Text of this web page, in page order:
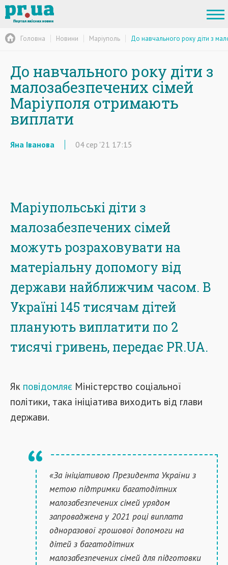
Головна Новини Маріуполь До навчального року діти з
До навчального року діти з
малозабезпечених сімей
Маріуполя отримають
виплати
Яна Іванова 04 сер '21 17:15
Маріупольські діти з
малозабезпечених сімей
можуть розраховувати на
матеріальну допомогу від
держави найближчим часом. В
Україні 145 тисячам дітей
планують виплатити по 2
тисячі гривень, передає PR.UA.
Як повідомляє Міністерство соціальної
політики, така ініціатива виходить від глави
держави.
«За ініціативою Президента України з
метою підтримки багатодітних
малозабезпечених сімей урядом
запроваджена у 2021 році виплата
одноразової грошової допомоги на
дітей з багатодітних
малозабезпечених сімей для підготовки